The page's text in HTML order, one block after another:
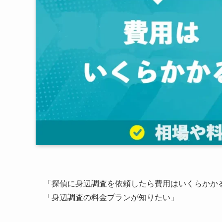
「探偵に身辺調査を依頼したら費用はいくらかか
「身辺調査の料金プランが知りたい」